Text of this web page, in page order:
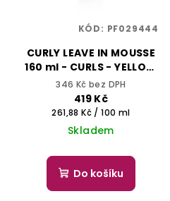
CURLY LEAVE IN MOUSSE
160 ml - CURLS - YELLOW
PROFESSIONAL
346 Kč bez DPH
419 Kč
Měrná
cena:
261,88 Kč / 100 ml
Skladem
Do košíku
KÓD: PF029444